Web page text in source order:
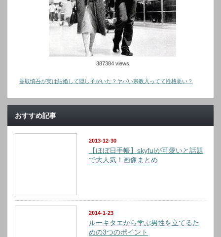
387384 views
香取慎吾が実は結婚して隠し子がいた？ヤバい宗教入ってて性格悪い？
おすすめ記事
2013-12-30
【ほぼ日手帳】skyfulが可愛いと話題
で大人気！画像まとめ
2014-1-23
ルーキタエから学ぶ男性を立てるた
めの3つのポイント